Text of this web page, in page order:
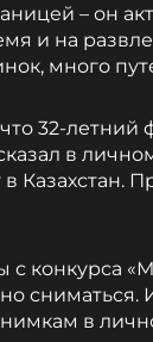
– он
и на
много
32-
в
Казахстан.
конкурса
сниматься.
в